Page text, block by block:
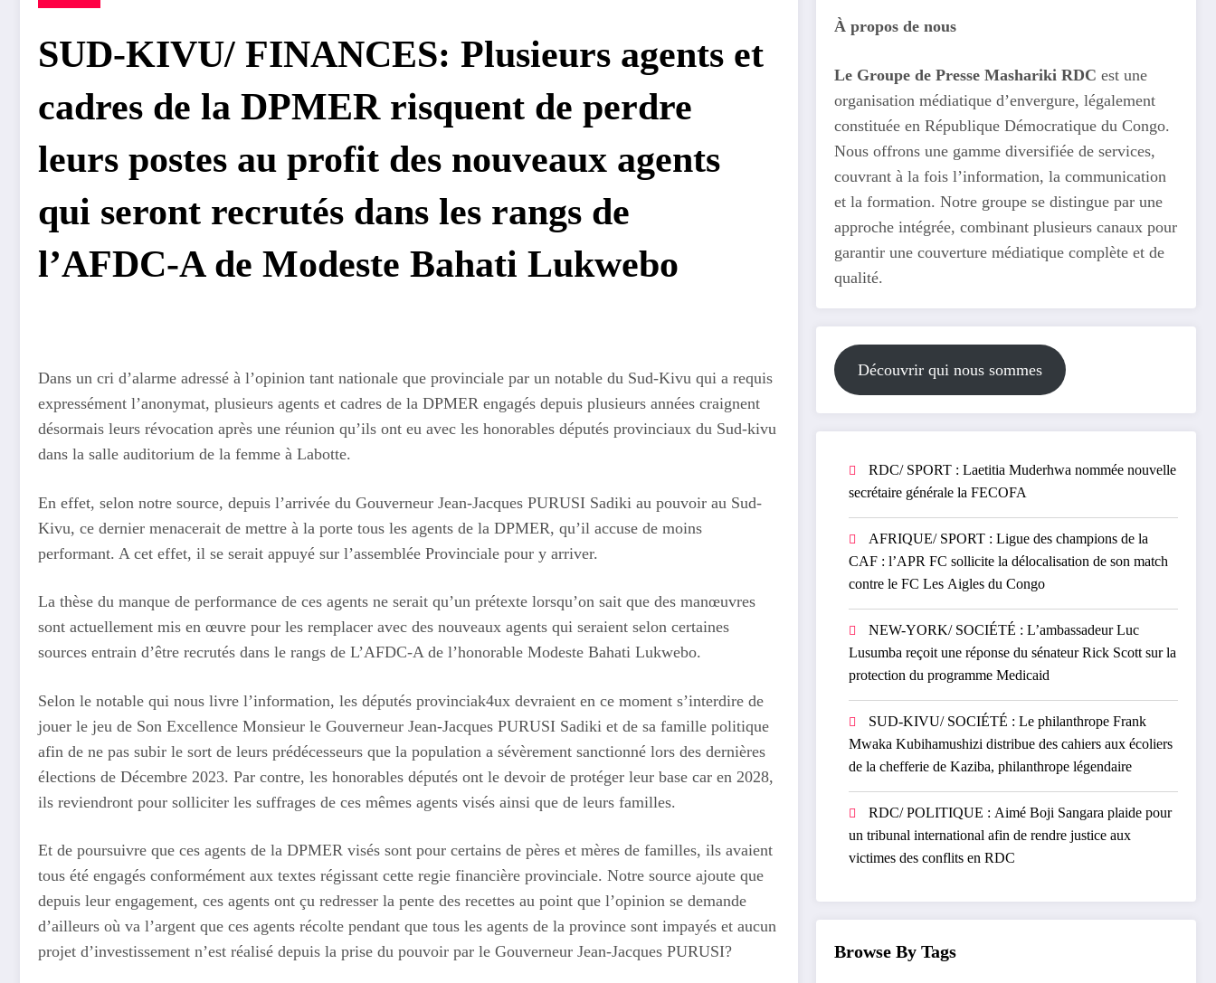
SUD-KIVU/ FINANCES: Plusieurs agents et
cadres de la DPMER risquent de perdre
leurs postes au profit des nouveaux agents
qui seront recrutés dans les rangs de
l’AFDC-A de Modeste Bahati Lukwebo
Dans un cri d’alarme adressé à l’opinion tant nationale que provinciale par un notable du Sud-Kivu qui a requis
expressément l’anonymat, plusieurs agents et cadres de la DPMER engagés depuis plusieurs années craignent
désormais leurs révocation après une réunion qu’ils ont eu avec les honorables députés provinciaux du Sud-kivu
dans la salle auditorium de la femme à Labotte.
En effet, selon notre source, depuis l’arrivée du Gouverneur Jean-Jacques PURUSI Sadiki au pouvoir au Sud-
Kivu, ce dernier menacerait de mettre à la porte tous les agents de la DPMER, qu’il accuse de moins
performant. A cet effet, il se serait appuyé sur l’assemblée Provinciale pour y arriver.
La thèse du manque de performance de ces agents ne serait qu’un prétexte lorsqu’on sait que des manœuvres
sont actuellement mis en œuvre pour les remplacer avec des nouveaux agents qui seraient selon certaines
sources entrain d’être recrutés dans le rangs de L’AFDC-A de l’honorable Modeste Bahati Lukwebo.
Selon le notable qui nous livre l’information, les députés provinciak4ux devraient en ce moment s’interdire de
jouer le jeu de Son Excellence Monsieur le Gouverneur Jean-Jacques PURUSI Sadiki et de sa famille politique
afin de ne pas subir le sort de leurs prédécesseurs que la population a sévèrement sanctionné lors des dernières
élections de Décembre 2023. Par contre, les honorables députés ont le devoir de protéger leur base car en 2028,
ils reviendront pour solliciter les suffrages de ces mêmes agents visés ainsi que de leurs familles.
Et de poursuivre que ces agents de la DPMER visés sont pour certains de pères et mères de familles, ils avaient
tous été engagés conformément aux textes régissant cette regie financière provinciale. Notre source ajoute que
depuis leur engagement, ces agents ont çu redresser la pente des recettes au point que l’opinion se demande
d’ailleurs où va l’argent que ces agents récolte pendant que tous les agents de la province sont impayés et aucun
projet d’investissement n’est réalisé depuis la prise du pouvoir par le Gouverneur Jean-Jacques PURUSI?
À propos de nous
Le Groupe de Presse Mashariki RDC est une
organisation médiatique d’envergure, légalement
constituée en République Démocratique du Congo.
Nous offrons une gamme diversifiée de services,
couvrant à la fois l’information, la communication
et la formation. Notre groupe se distingue par une
approche intégrée, combinant plusieurs canaux pour
garantir une couverture médiatique complète et de
qualité.
Découvrir qui nous sommes
RDC/ SPORT : Laetitia Muderhwa nommée nouvelle
secrétaire générale la FECOFA
AFRIQUE/ SPORT : Ligue des champions de la
CAF : l’APR FC sollicite la délocalisation de son match
contre le FC Les Aigles du Congo
NEW-YORK/ SOCIÉTÉ : L’ambassadeur Luc
Lusumba reçoit une réponse du sénateur Rick Scott sur la
protection du programme Medicaid
SUD-KIVU/ SOCIÉTÉ : Le philanthrope Frank
Mwaka Kubihamushizi distribue des cahiers aux écoliers
de la chefferie de Kaziba, philanthrope légendaire
RDC/ POLITIQUE : Aimé Boji Sangara plaide pour
un tribunal international afin de rendre justice aux
victimes des conflits en RDC
Browse By Tags